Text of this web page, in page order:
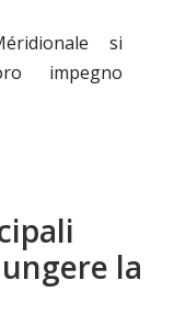
si
impegno
la